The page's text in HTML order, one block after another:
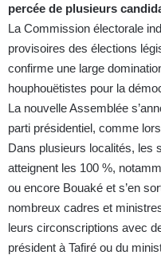
percée de plusieurs
La Commission électorale
provisoires des élections
confirme une large
houphouëtistes pour la
La nouvelle Assemblée
parti présidentiel, comme
Dans plusieurs localités, les
atteignent les 100 %,
ou encore Bouaké et s’en
nombreux cadres et
leurs circonscriptions avec
président à Tafiré ou du